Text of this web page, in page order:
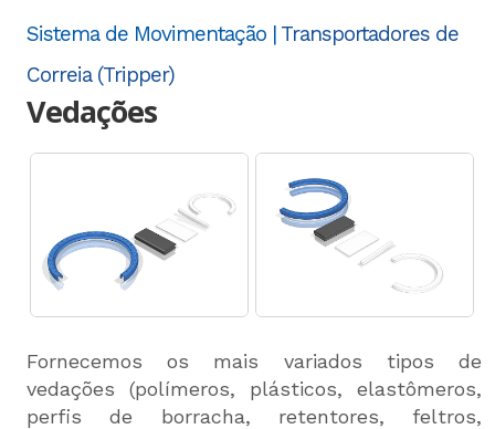
Sistema de Movimentação | Transportadores de
Correia (Tripper)
Vedações
Fornecemos os mais variados tipos de
vedações (polímeros, plásticos, elastômeros,
perfis de borracha, retentores, feltros,